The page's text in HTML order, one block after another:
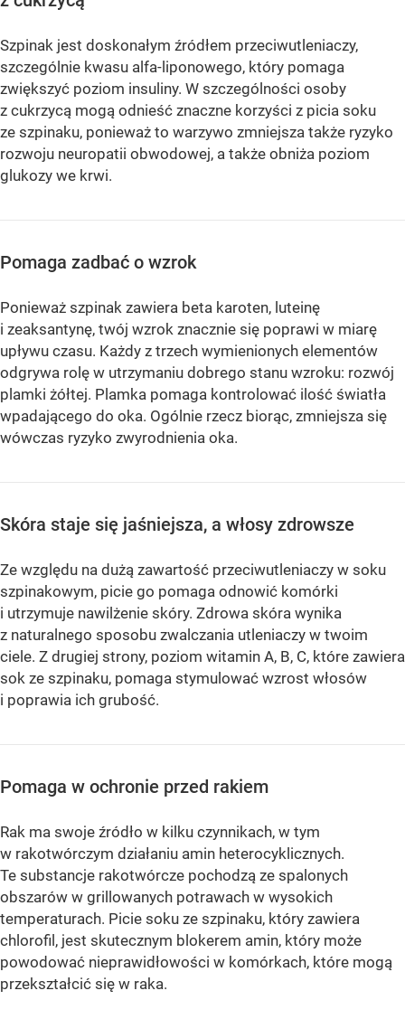
Szpinak jest doskonałym źródłem przeciwutleniaczy,
szczególnie kwasu alfa-liponowego, który pomaga
zwiększyć poziom insuliny. W szczególności osoby
z cukrzycą mogą odnieść znaczne korzyści z picia soku
ze szpinaku, ponieważ to warzywo zmniejsza także ryzyko
rozwoju neuropatii obwodowej, a także obniża poziom
glukozy we krwi.
Pomaga zadbać o wzrok
Ponieważ szpinak zawiera beta karoten, luteinę
i zeaksantynę, twój wzrok znacznie się poprawi w miarę
upływu czasu. Każdy z trzech wymienionych elementów
odgrywa rolę w utrzymaniu dobrego stanu wzroku: rozwój
plamki żółtej. Plamka pomaga kontrolować ilość światła
wpadającego do oka. Ogólnie rzecz biorąc, zmniejsza się
wówczas ryzyko zwyrodnienia oka.
Skóra staje się jaśniejsza, a włosy zdrowsze
Ze względu na dużą zawartość przeciwutleniaczy w soku
szpinakowym, picie go pomaga odnowić komórki
i utrzymuje nawilżenie skóry. Zdrowa skóra wynika
z naturalnego sposobu zwalczania utleniaczy w twoim
ciele. Z drugiej strony, poziom witamin A, B, C, które zawiera
sok ze szpinaku, pomaga stymulować wzrost włosów
i poprawia ich grubość.
Pomaga w ochronie przed rakiem
Rak ma swoje źródło w kilku czynnikach, w tym
w rakotwórczym działaniu amin heterocyklicznych.
Te substancje rakotwórcze pochodzą ze spalonych
obszarów w grillowanych potrawach w wysokich
temperaturach. Picie soku ze szpinaku, który zawiera
chlorofil, jest skutecznym blokerem amin, który może
powodować nieprawidłowości w komórkach, które mogą
przekształcić się w raka.